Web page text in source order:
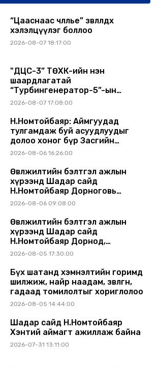
“Цааснаас чөлөөлье” зөвлөлдөх
хэлэлцүүлэг боллоо
2026-08-07 18:17:00
"ДЦС-3” ТӨХК-ийн нэн
шаардлагатай
“Турбингенератор-5”-ын
шинэчлэлийн төсвийг
2026-08-07 17:08:00
Н.Номтойбаяр: Аймгуудад
тулгамдаж буй асуудлуудыг
долоо хоног бүр Засгийн
газрын хуралдаанд
2026-08-06 16:26:00
Өвөлжилтийн бэлтгэл ажлын
хүрээнд Шадар сайд
Н.Номтойбаяр Дорноговь
аймагт ажиллав
2026-08-06 09:08:00
Өвөлжилтийн бэлтгэл ажлын
хүрээнд Шадар сайд
Н.Номтойбаяр Дорнод,
Сүхбаатар аймагт ажиллав
2026-08-05 17:30:00
Бүх шатанд хэмнэлтийн горимд
шилжиж, найр наадам, зөвлөгөөн,
гадаад томилолтыг хориглолоо
2026-08-05 14:44:00
Шадар сайд Н.Номтойбаяр
Хэнтий аймагт ажиллаж байна
2026-07-31 13:11:00